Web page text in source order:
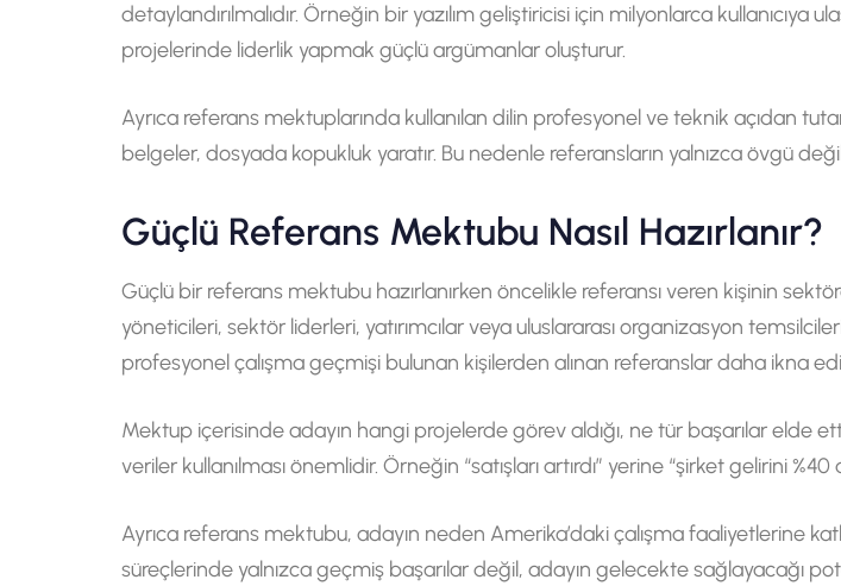
detaylandırılmalıdır. Örneğin bir yazılım geliştiricisi için milyonlarca
projelerinde liderlik yapmak güçlü argümanlar oluşturur.
Ayrıca referans mektuplarında kullanılan dilin profesyonel ve teknik açıdan
belgeler, dosyada kopukluk yaratır. Bu nedenle referansların yalnızca övgü
Güçlü Referans Mektubu Nasıl Hazırlanır?
Güçlü bir referans mektubu hazırlanırken öncelikle referansı veren kişinin
yöneticileri, sektör liderleri, yatırımcılar veya uluslararası organizasyon
profesyonel çalışma geçmişi bulunan kişilerden alınan referanslar daha ikna
Mektup içerisinde adayın hangi projelerde görev aldığı, ne tür başarılar elde
veriler kullanılması önemlidir. Örneğin “satışları artırdı” yerine “şirket gelirini
Ayrıca referans mektubu, adayın neden Amerika’daki çalışma faaliyetlerine
süreçlerinde yalnızca geçmiş başarılar değil, adayın gelecekte sağlayacağı